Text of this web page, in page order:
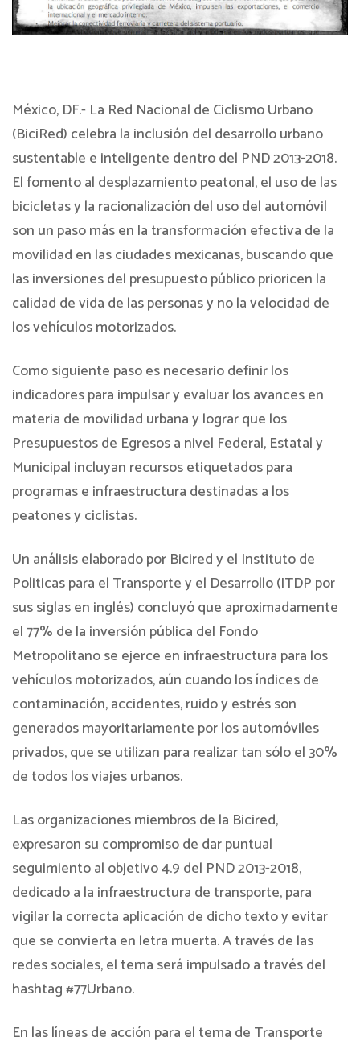
México, DF.- La Red Nacional de Ciclismo Urbano
(BiciRed) celebra la inclusión del desarrollo urbano
sustentable e inteligente dentro del PND 2013-2018.
El fomento al desplazamiento peatonal, el uso de las
bicicletas y la racionalización del uso del automóvil
son un paso más en la transformación efectiva de la
movilidad en las ciudades mexicanas, buscando que
las inversiones del presupuesto público prioricen la
calidad de vida de las personas y no la velocidad de
los vehículos motorizados.
Como siguiente paso es necesario definir los
indicadores para impulsar y evaluar los avances en
materia de movilidad urbana y lograr que los
Presupuestos de Egresos a nivel Federal, Estatal y
Municipal incluyan recursos etiquetados para
programas e infraestructura destinadas a los
peatones y ciclistas.
Un análisis elaborado por Bicired y el Instituto de
Politicas para el Transporte y el Desarrollo (ITDP por
sus siglas en inglés) concluyó que aproximadamente
el 77% de la inversión pública del Fondo
Metropolitano se ejerce en infraestructura para los
vehículos motorizados, aún cuando los índices de
contaminación, accidentes, ruido y estrés son
generados mayoritariamente por los automóviles
privados, que se utilizan para realizar tan sólo el 30%
de todos los viajes urbanos.
Las organizaciones miembros de la Bicired,
expresaron su compromiso de dar puntual
seguimiento al objetivo 4.9 del PND 2013-2018,
dedicado a la infraestructura de transporte, para
vigilar la correcta aplicación de dicho texto y evitar
que se convierta en letra muerta. A través de las
redes sociales, el tema será impulsado a través del
hashtag #77Urbano.
En las líneas de acción para el tema de Transporte